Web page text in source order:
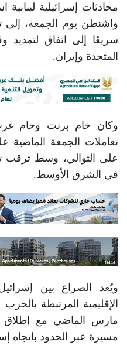
محادثات إسرائيلية لبنانية
واشنطن يوم الجمعة، إلى
سريعًا إلى اتفاق لتمديد
المتحدة وإيران.
وكان خام برنت وخام
على التوالي، وسط ترقب
في الشرق الأوسط.
ويُعد الصراع بين
الإقليمية المرتبطة
مارس الماضي مع إطلاق
مسيرة عبر الحدود باتجاه